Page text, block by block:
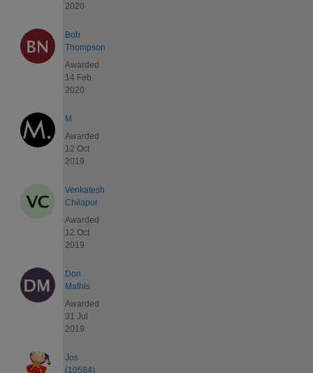
2020
Bob
Thompson
Awarded
14 Feb
2020
M
Awarded
12 Oct
2019
Venkatesh
Chilapur
Awarded
12 Oct
2019
Don
Mathis
Awarded
31 Jul
2019
Jos
(10584)